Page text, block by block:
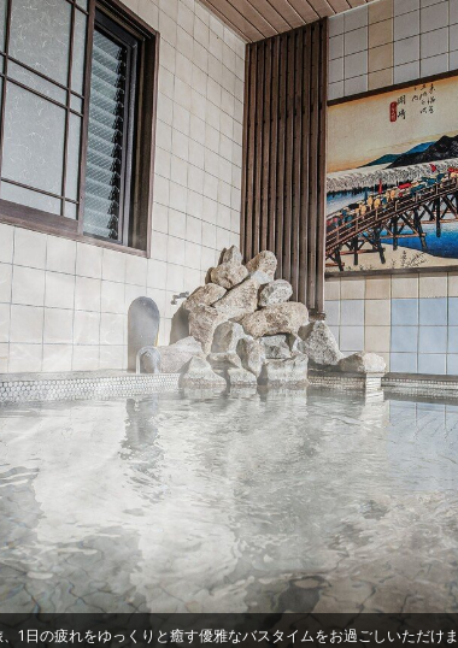
疲れをゆっくりと癒す優雅なバスタイムをお過ごしいただけます。